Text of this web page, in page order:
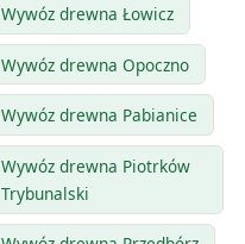
Wywóz drewna Łowicz
Wywóz drewna Opoczno
Wywóz drewna Pabianice
Wywóz drewna Piotrków
Trybunalski